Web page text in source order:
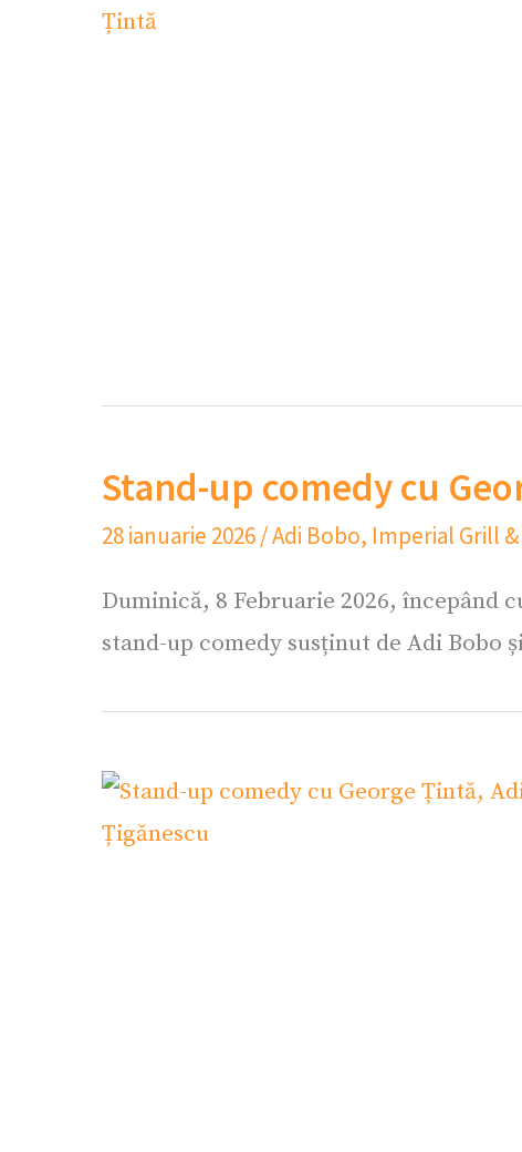
Stand-up comedy cu
28 ianuarie 2026/Adi Bobo, Imperial Grill
Duminică, 8 Februarie 2026, începând
stand-up comedy susținut de Adi Bobo